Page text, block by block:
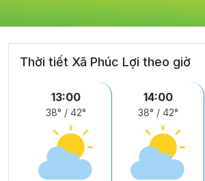
Thời tiết Xã Phúc Lợi theo giờ
13:00
38° / 42°
14:00
38° / 42°